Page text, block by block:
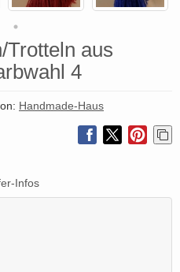
Trotteln aus
4
Handmade-Haus
Infos